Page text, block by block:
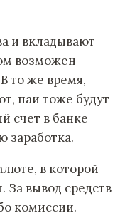
и вкладывают
возможен
то же время,
паи тоже будут
счет в банке
заработка.
в которой
За вывод средств
комиссии.